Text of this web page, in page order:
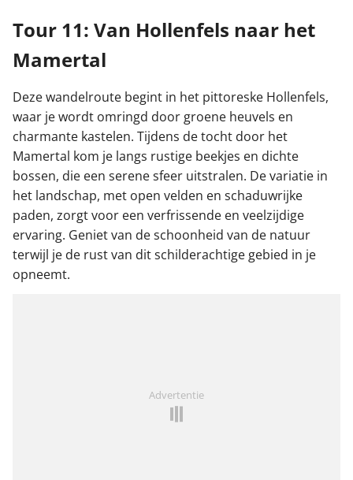
Tour 11: Van Hollenfels naar het
Mamertal
Deze wandelroute begint in het pittoreske Hollenfels,
waar je wordt omringd door groene heuvels en
charmante kastelen. Tijdens de tocht door het
Mamertal kom je langs rustige beekjes en dichte
bossen, die een serene sfeer uitstralen. De variatie in
het landschap, met open velden en schaduwrijke
paden, zorgt voor een verfrissende en veelzijdige
ervaring. Geniet van de schoonheid van de natuur
terwijl je de rust van dit schilderachtige gebied in je
opneemt.
Advertentie